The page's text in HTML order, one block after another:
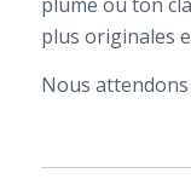
plus originales
Nous